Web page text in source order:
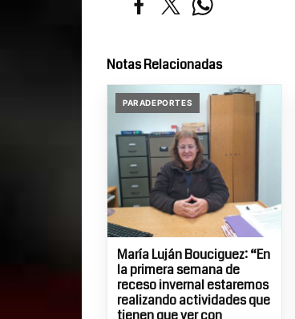
Notas Relacionadas
PARADEPORTES
María Luján Bouciguez: “En
la primera semana de
receso invernal estaremos
realizando actividades que
tienen que ver con